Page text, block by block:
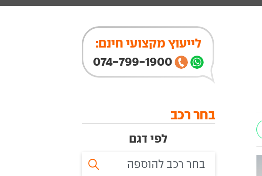
לייעוץ מקצועי חינם:
074-799-1900
בחר רכב
לפי דגם